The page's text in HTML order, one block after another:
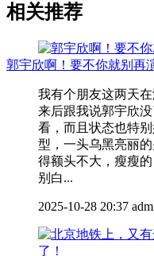
相关推荐
郭宇欣啊！要不你就别再
我有个朋友这两天
来后跟我说郭宇欣
看，而且状态也特
型，一头乌黑亮丽
得额头不大，瘦瘦
别白...
2025-10-28 20:37